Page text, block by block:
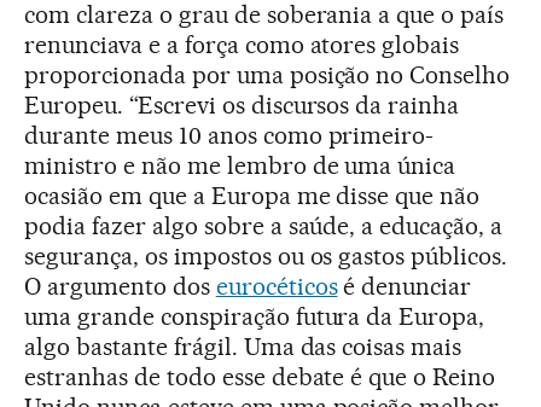
com clareza o grau de soberania a que o país
renunciava e a força como atores globais
proporcionada por uma posição no Conselho
Europeu. “Escrevi os discursos da rainha
durante meus 10 anos como primeiro-
ministro e não me lembro de uma única
ocasião em que a Europa me disse que não
podia fazer algo sobre a saúde, a educação, a
segurança, os impostos ou os gastos públicos.
O argumento dos eurocéticosé denunciar
uma grande conspiração futura da Europa,
algo bastante frágil. Uma das coisas mais
estranhas de todo esse debate é que o Reino